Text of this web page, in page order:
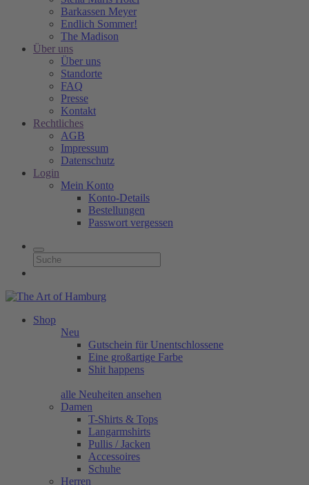
Barkassen Meyer
Endlich Sommer!
The Madison
Über uns
Über uns
Standorte
FAQ
Presse
Kontakt
Rechtliches
AGB
Impressum
Datenschutz
Login
Mein Konto
Konto-Details
Bestellungen
Passwort vergessen
Shop
Neu
Gutschein für Unentschlossene
Eine großartige Farbe
Shit happens
alle Neuheiten ansehen
Damen
T-Shirts & Tops
Langarmshirts
Pullis / Jacken
Accessoires
Schuhe
Herren